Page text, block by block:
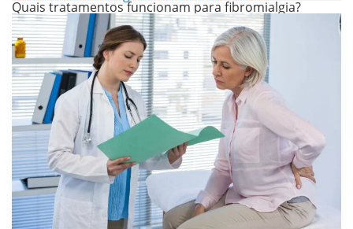
Quais tratamentos funcionam para fibromialgia?